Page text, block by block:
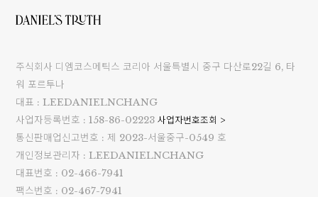
주식회사 디엠코스메틱스 코리아 서울특별시 중구 다산로22길 6, 타
워 포르투나
대표 : LEEDANIELNCHANG
사업자등록번호 : 158-86-02223 사업자번호조회 >
통신판매업신고번호 : 제 2023-서울중구-0549 호
개인정보관리자 : LEEDANIELNCHANG
대표번호 : 02-466-7941
팩스번호 : 02-467-7941